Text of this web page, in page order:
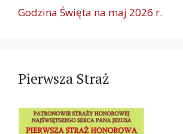
Godzina Święta na maj 2026 r.
Pierwsza Straż